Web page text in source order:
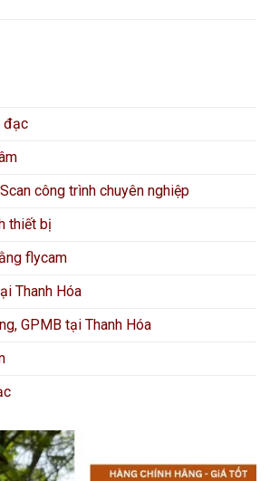
đạc
công trình chuyên nghiệp
thiết bị
flycam
Thanh Hóa
GPMB tại Thanh Hóa